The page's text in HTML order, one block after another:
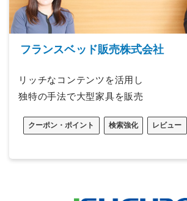
フランスベッド販売株式会社
リッチなコンテンツを活用し
独特の手法で大型家具を販売
クーポン・ポイント 検索強化 レビュー